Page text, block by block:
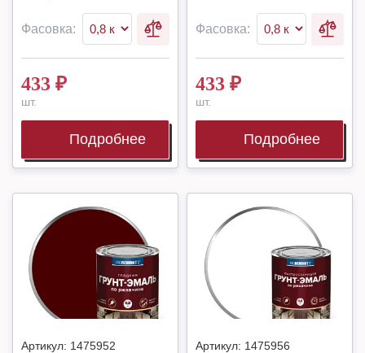
Фасовка:
433 ₽
шт.
Подробнее
Фасовка:
433 ₽
шт.
Подробнее
Артикул: 1475952 Артикул: 1475956